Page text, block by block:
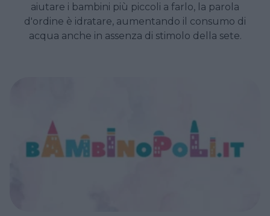
aiutare i bambini più piccoli a farlo, la parola
d'ordine è idratare, aumentando il consumo di
acqua anche in assenza di stimolo della sete.